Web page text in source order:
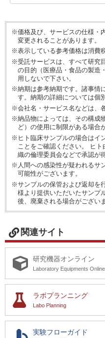
※価格及び、サービスの仕様・
変更されることがあります。
※表示している参考価格は消費
※受託サービスは、すべて研究
の目的（医療品・食品の製造
用しないで下さい。
※納期は参考納期です。諸事情
す。納期の詳細については個
※会社名・サービス名などは、
※納品物によっては、その構成
ど）の使用に制限がある場合
※ヒト臨床サンプルの場合はイ
ことをご確認ください。 ヒ
織の倫理委員会などで承認が
※人間への感染性が疑われるサ
可能性がございます。
※サンプルの保管および返却を
様より提供いただいたサンプ
後、廃棄される場合がござい
関連サイト
研究機器オンライン
Laboratory Equipments Online
ラボプランニング
Labo Planning
実験フローガイド